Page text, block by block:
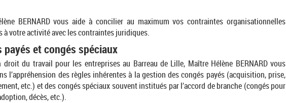
BERNARD vous aide à concilier au maximum vos contraintes organisationnelles
à votre activité avec les contraintes juridiques.
payés et congés spéciaux
droit du travail pour les entreprises au Barreau de Lille, Maître Hélène BERNARD vous
l’appréhension des règles inhérentes à la gestion des congés payés (acquisition, prise,
etc.) et des congés spéciaux souvent institués par l’accord de branche (congés pour
décès, etc.).